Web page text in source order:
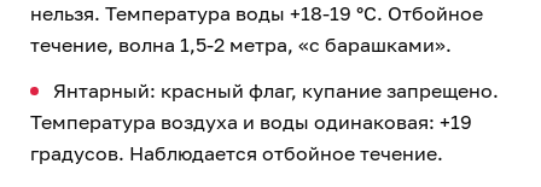
нельзя. Температура воды +18-19 °C. Отбойное
течение, волна 1,5-2 метра, «с барашками».
Янтарный: красный флаг, купание запрещено.
Температура воздуха и воды одинаковая: +19
градусов. Наблюдается отбойное течение.